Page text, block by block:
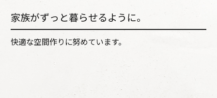
家族がずっと暮らせるように。
快適な空間作りに努めています。